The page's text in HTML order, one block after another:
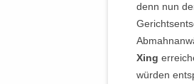
denn nun
Xing
würden